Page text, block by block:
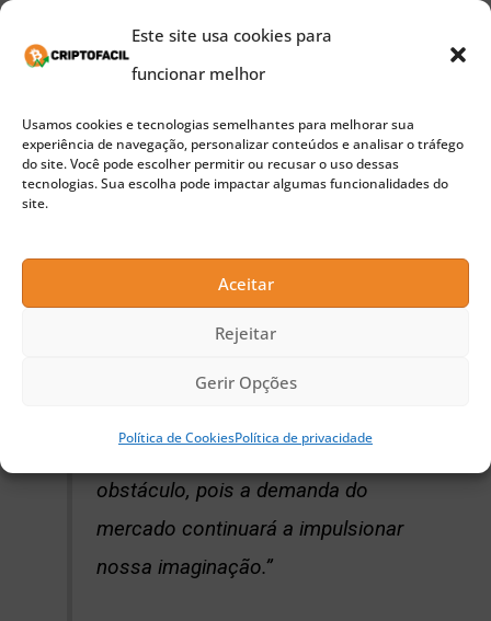
Este site usa cookies para
funcionar melhor
Usamos cookies e tecnologias semelhantes para melhorar sua
experiência de navegação, personalizar conteúdos e analisar o tráfego
do site. Você pode escolher permitir ou recusar o uso dessas
tecnologias. Sua escolha pode impactar algumas funcionalidades do
site.
Aceitar
Rejeitar
Gerir Opções
Política de CookiesPolítica de privacidade
de terceiros como uma autoridade para certificar
inovações em torno da tecnologia.
Publicidade
“Isso precisa de nossa atenção imediata”, afirmou,
argumentando ainda que essa direção também
especializados em blockchain.
“A habilidade tecnológica nunca é um
obstáculo, pois a demanda do
mercado continuará a impulsionar
nossa imaginação.”